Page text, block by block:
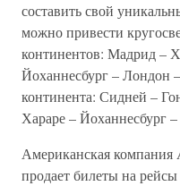
составить свой
можно привести
континентов: Мадрид –
Йоханнесбург – Лондон
континента: Сидней –
Хараре – Йоханнесбург
Американская компания
продает билеты на